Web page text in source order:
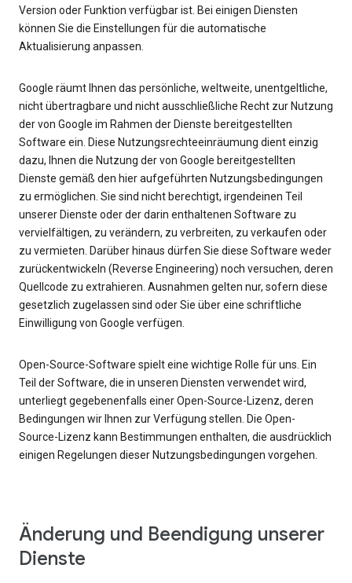
Version oder Funktion verfügbar ist. Bei einigen Diensten
können Sie die Einstellungen für die automatische
Aktualisierung anpassen.
Google räumt Ihnen das persönliche, weltweite, unentgeltliche,
nicht übertragbare und nicht ausschließliche Recht zur Nutzung
der von Google im Rahmen der Dienste bereitgestellten
Software ein. Diese Nutzungsrechteeinräumung dient einzig
dazu, Ihnen die Nutzung der von Google bereitgestellten
Dienste gemäß den hier aufgeführten Nutzungsbedingungen
zu ermöglichen. Sie sind nicht berechtigt, irgendeinen Teil
unserer Dienste oder der darin enthaltenen Software zu
vervielfältigen, zu verändern, zu verbreiten, zu verkaufen oder
zu vermieten. Darüber hinaus dürfen Sie diese Software weder
zurückentwickeln (Reverse Engineering) noch versuchen, deren
Quellcode zu extrahieren. Ausnahmen gelten nur, sofern diese
gesetzlich zugelassen sind oder Sie über eine schriftliche
Einwilligung von Google verfügen.
Open-Source-Software spielt eine wichtige Rolle für uns. Ein
Teil der Software, die in unseren Diensten verwendet wird,
unterliegt gegebenenfalls einer Open-Source-Lizenz, deren
Bedingungen wir Ihnen zur Verfügung stellen. Die Open-
Source-Lizenz kann Bestimmungen enthalten, die ausdrücklich
einigen Regelungen dieser Nutzungsbedingungen vorgehen.
Änderung und Beendigung unserer
Dienste